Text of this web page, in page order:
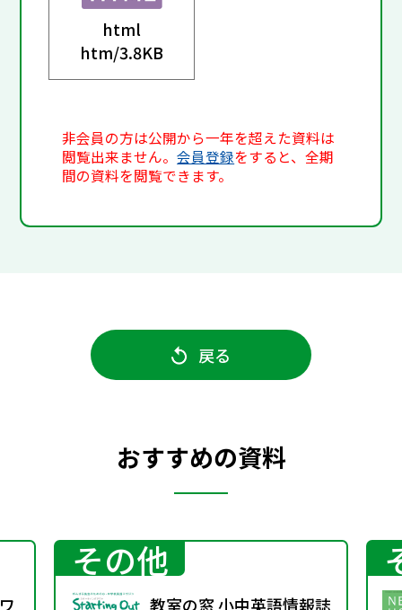
html
htm/3.8KB
非会員の方は公開から一年を超えた資料は
閲覧出来ません。会員登録をすると、全期
間の資料を閲覧できます。
戻る
おすすめの資料
その他
教室の窓 小中英語情報誌